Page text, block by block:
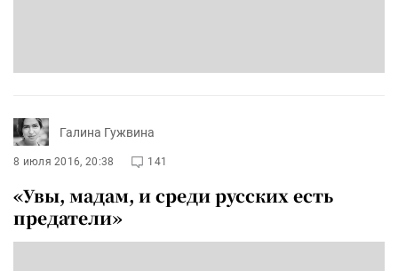
Галина Гужвина
8 июля 2016, 20:38 141
«Увы, мадам, и среди русских есть
предатели»